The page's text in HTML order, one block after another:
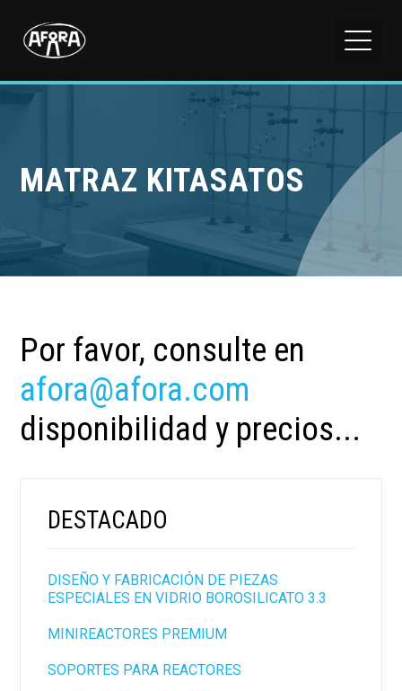
MATRAZ KITASATOS
Por favor, consulte en
afora@afora.com
disponibilidad y precios...
DESTACADO
DISEÑO Y FABRICACIÓN DE PIEZAS
ESPECIALES EN VIDRIO BOROSILICATO 3.3
MINIREACTORES PREMIUM
SOPORTES PARA REACTORES